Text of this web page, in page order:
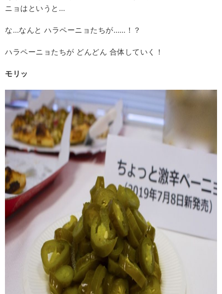
ニョはというと…
な…なんと ハラペーニョたちが……！？
ハラペーニョたちが どんどん 合体していく！
モリッ